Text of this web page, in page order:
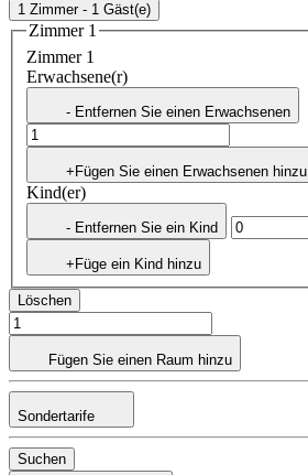
1 Zimmer - 1 Gäst(e)
Zimmer 1
Zimmer 1
Erwachsene(r)
- Entfernen Sie einen Erwachsenen
+Fügen Sie einen Erwachsenen hinzu
Kind(er)
- Entfernen Sie ein Kind
+Füge ein Kind hinzu
Löschen
Fügen Sie einen Raum hinzu
Sondertarife
Suchen